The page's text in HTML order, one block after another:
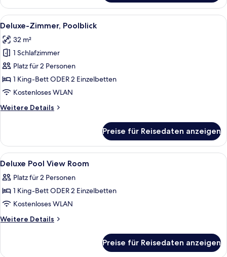
Access
Room
Alle
Fotos
für
Deluxe-
Zimmer,
Poolblick
anzeigen
Ein Hotelzimmer mit einem großen
10
Deluxe-Zimmer, Poolblick
32 m²
1 Schlafzimmer
Platz für 2 Personen
1 King-Bett ODER 2 Einzelbetten
Kostenloses WLAN
Weitere Details
Weitere
Zimmer,
Poolblick
Preise für Reisedaten anzeigen
Alle
Fotos
für
Deluxe
Pool
View
Zimmersafe, Schreibtisch,
7
Deluxe Pool View Room
Platz für 2 Personen
1 King-Bett ODER 2 Einzelbetten
Kostenloses WLAN
Weitere Details
Weitere
Pool
Preise für Reisedaten anzeigen